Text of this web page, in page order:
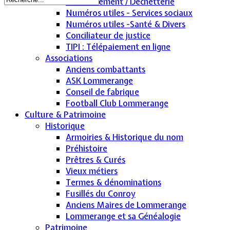
Numéros utiles - Services sociaux
Numéros utiles -Santé & Divers
Conciliateur de justice
TIPI : Télépaiement en ligne
Associations
Anciens combattants
ASK Lommerange
Conseil de fabrique
Football Club Lommerange
Culture & Patrimoine
Historique
Armoiries & Historique du nom
Préhistoire
Prêtres & Curés
Vieux métiers
Termes & dénominations
Fusillés du Conroy
Anciens Maires de Lommerange
Lommerange et sa Généalogie
Patrimoine